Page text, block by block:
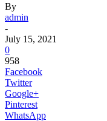
By
admin
-
July 15, 2021
0
958
Facebook
Twitter
Google+
Pinterest
WhatsApp